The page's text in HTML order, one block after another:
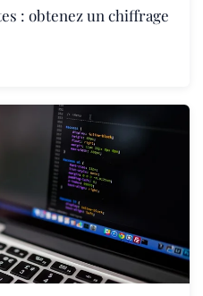
: obtenez un chiffrage